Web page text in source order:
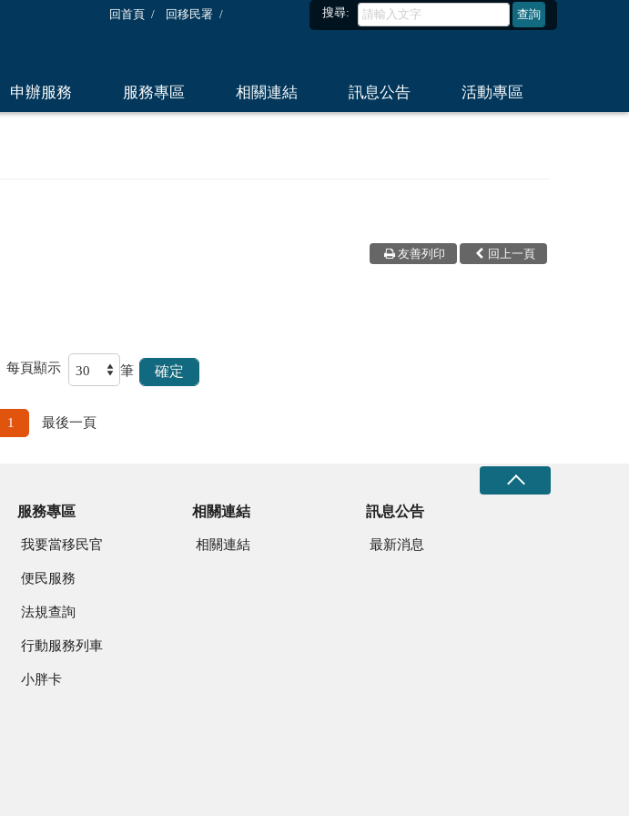
回首頁 回移民署 搜尋:
申辦服務 服務專區 相關連結 訊息公告 活動專區
回上一頁
友善列印
每頁顯示 筆
1 最後一頁
服務專區
我要當移民官
便民服務
法規查詢
行動服務列車
小胖卡
相關連結
相關連結
訊息公告
最新消息